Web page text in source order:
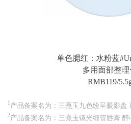
单色腮红：水粉蓝
多用面部整理
RMB119/
1产品备案名为：三熹玉九色纷呈眼影盘
2产品备案名为：三熹玉镜光细管唇膏 醉